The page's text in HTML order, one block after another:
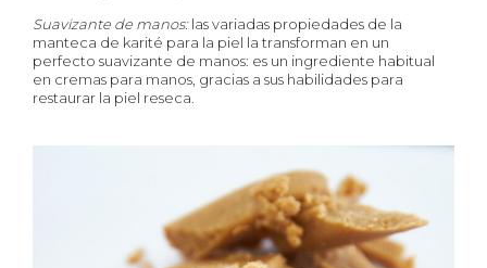
Suavizante de manos:las variadas propiedades de la
manteca de karité para la piel la transforman en un
perfecto suavizante de manos: es un ingrediente habitual
en cremas para manos, gracias a sus habilidades para
restaurar la piel reseca.